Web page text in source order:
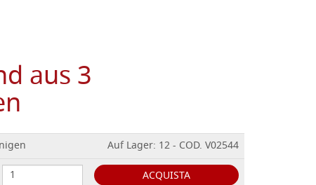
aus 3
Auf Lager: 12 - COD. V02544
ACQUISTA